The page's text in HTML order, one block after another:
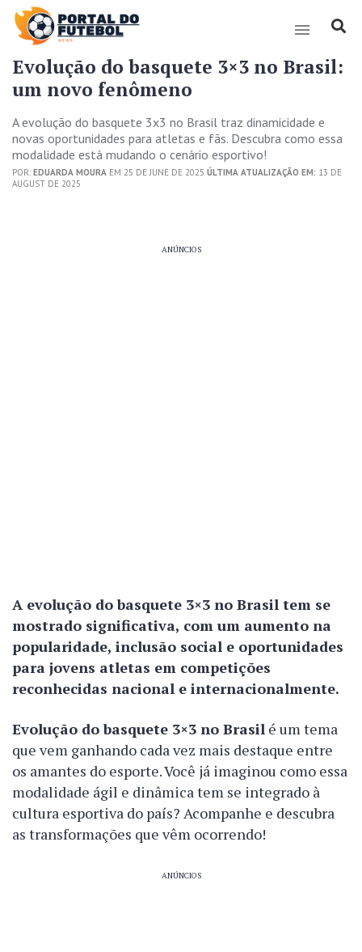
Evolução do basquete 3×3 no Brasil:
um novo fenômeno
A evolução do basquete 3x3 no Brasil traz dinamicidade e
novas oportunidades para atletas e fãs. Descubra como essa
modalidade está mudando o cenário esportivo!
POR: EDUARDA MOURA EM 25 DE JUNE DE 2025 ÚLTIMA ATUALIZAÇÃO EM: 13 DE
AUGUST DE 2025
ANÚNCIOS
A evolução do basquete 3×3 no Brasil tem se
mostrado significativa, com um aumento na
popularidade, inclusão social e oportunidades
para jovens atletas em competições
reconhecidas nacional e internacionalmente.
Evolução do basquete 3×3 no Brasil é um tema
que vem ganhando cada vez mais destaque entre
os amantes do esporte. Você já imaginou como essa
modalidade ágil e dinâmica tem se integrado à
cultura esportiva do país? Acompanhe e descubra
as transformações que vêm ocorrendo!
ANÚNCIOS